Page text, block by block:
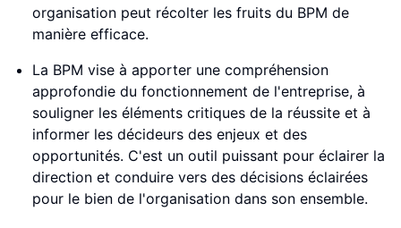
organisation peut récolter les fruits du BPM de
manière efficace.
La BPM vise à apporter une compréhension
approfondie du fonctionnement de l'entreprise, à
souligner les éléments critiques de la réussite et à
informer les décideurs des enjeux et des
opportunités. C'est un outil puissant pour éclairer la
direction et conduire vers des décisions éclairées
pour le bien de l'organisation dans son ensemble.